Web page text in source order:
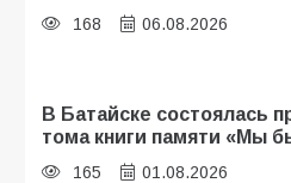
168 06.08.2026
В Батайске состоялась
тома книги памяти «Мы
165 01.08.2026